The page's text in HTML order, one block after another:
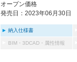
オープン価格
発売日：2023年06月30日
納入仕様書
BIM・3DCAD・属性情報